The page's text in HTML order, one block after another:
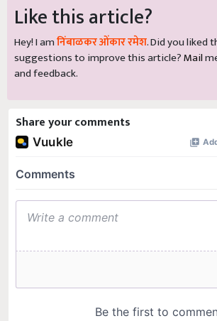
Hey! I amनिंबाळकर ओंकार रमेश. Did you liked
suggestions to improve this article?Mail
and feedback.